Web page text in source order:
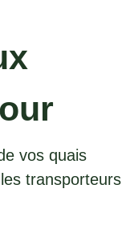
vos quais
transporteurs